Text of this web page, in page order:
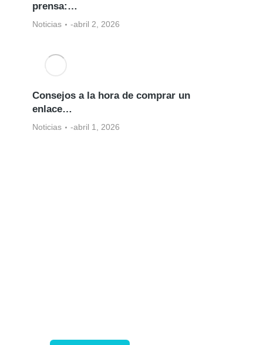
prensa:…
Noticias abril 2, 2026
Consejos a la hora de comprar un
enlace…
Noticias abril 1, 2026